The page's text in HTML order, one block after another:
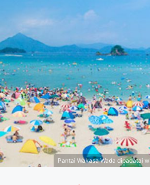
Pantai Wakasa Wada dipadatai